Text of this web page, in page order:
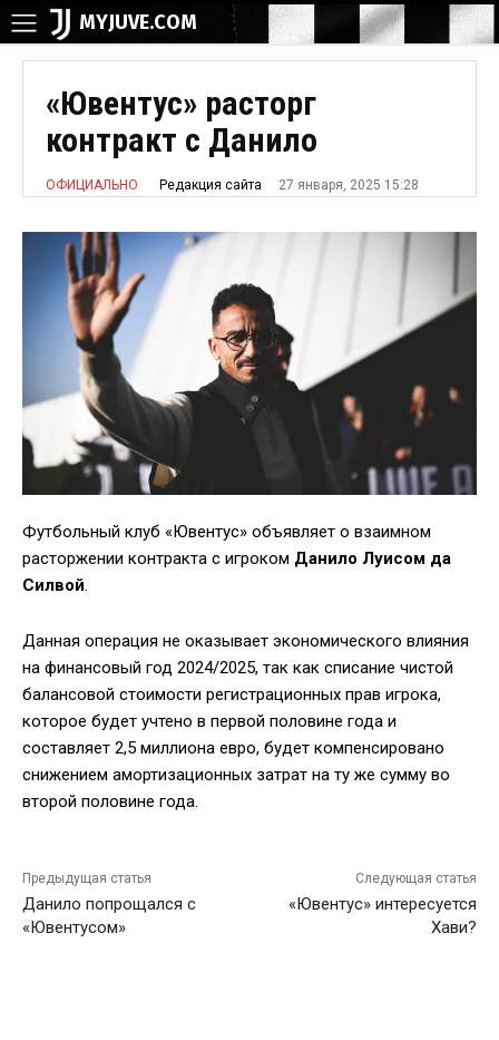
MYJUVE.COM
«Ювентус» расторг
контракт с Данило
ОФИЦИАЛЬНО Редакция сайта 27 января, 2025 15:28
Футбольный клуб «Ювентус» объявляет о взаимном
расторжении контракта с игроком Данило Луисом да
Силвой.
Данная операция не оказывает экономического влияния
на финансовый год 2024/2025, так как списание чистой
балансовой стоимости регистрационных прав игрока,
которое будет учтено в первой половине года и
составляет 2,5 миллиона евро, будет компенсировано
снижением амортизационных затрат на ту же сумму во
второй половине года.
Предыдущая статья
Данило попрощался с
«Ювентусом»
Следующая статья
«Ювентус» интересуется
Хави?